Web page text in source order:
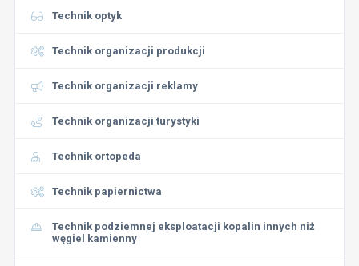
Technik optyk
Technik organizacji produkcji
Technik organizacji reklamy
Technik organizacji turystyki
Technik ortopeda
Technik papiernictwa
Technik podziemnej eksploatacji kopalin innych niż
węgiel kamienny